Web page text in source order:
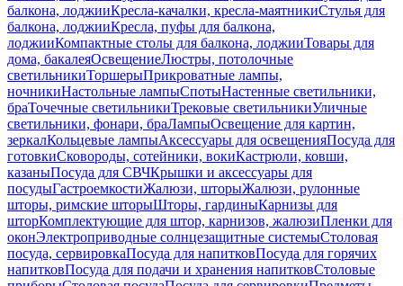
балкона, лоджииКресла-качалки, кресла-маятникиСтулья для
балкона, лоджииКресла, пуфы для балкона,
лоджииКомпактные столы для балкона, лоджииТовары для
дома, бакалеяОсвещениеЛюстры, потолочные
светильникиТоршерыПрикроватные лампы,
ночникиНастольные лампыСпотыНастенные светильники,
браТочечные светильникиТрековые светильникиУличные
светильники, фонари, браЛампыОсвещение для картин,
зеркалКольцевые лампыАксессуары для освещенияПосуда для
готовкиСковороды, сотейники, вокиКастрюли, ковши,
казаныПосуда для СВЧКрышки и аксессуары для
посудыГастроемкостиЖалюзи, шторыЖалюзи, рулонные
шторы, римские шторыШторы, гардиныКарнизы для
шторКомплектующие для штор, карнизов, жалюзиПленки для
оконЭлектроприводные солнцезащитные системыСтоловая
посуда, сервировкаПосуда для напитковПосуда для горячих
напитковПосуда для подачи и хранения напитковСтоловые